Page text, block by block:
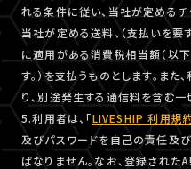
れる条件に従い、当社が定める
当社が定める送料、（支払いを
に適用がある消費税相当額（以下
す。）を支払うものとします。ま
り、別途発生する通信料を含む一
5.利用者は、「LIVESHIP 利用規
及びパスワードを自己の責任及
ばなりません。なお、登録され